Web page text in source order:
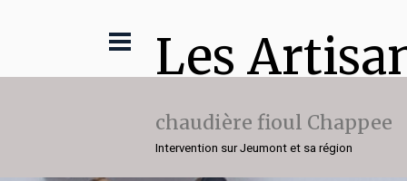
Les
chaudière fioul Chappee
Intervention sur Jeumont et sa région